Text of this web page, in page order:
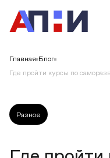
Главная Блог
Где пройти курсы по
Разное